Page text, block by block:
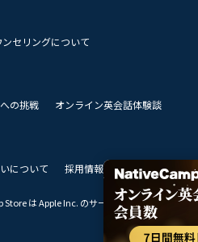
ンセリングについて
の挑戦
オンライン英会話体験談
について 採用情報 私達のビジョン
は Apple Inc. のサービスマークです。